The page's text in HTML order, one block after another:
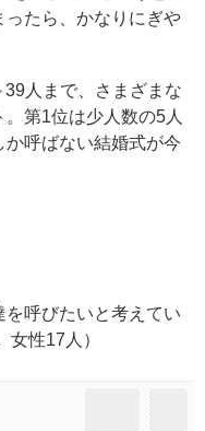
ったら、かなりにぎや
人まで、さまざまな
第1位は少人数の5人
か呼ばない結婚式が今
呼びたいと考えてい
性17人）